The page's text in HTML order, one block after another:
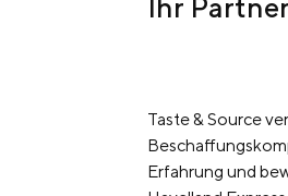
Taste & Source
Erfahrung und